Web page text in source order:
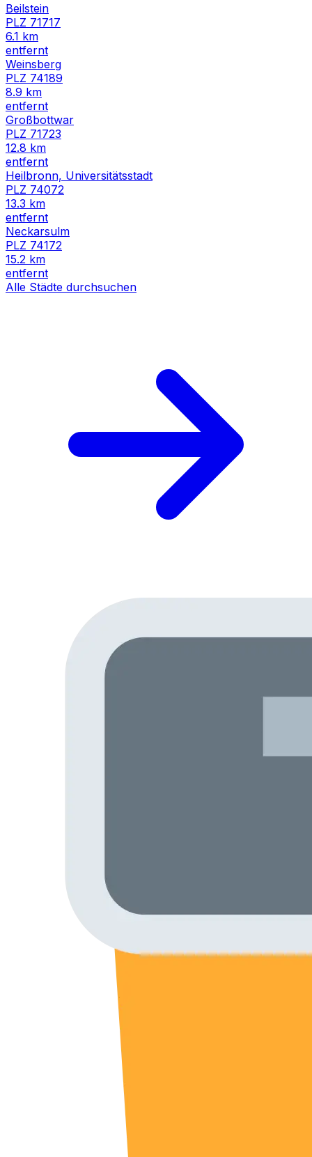
Beilstein
PLZ 71717
6.1 km
entfernt
Weinsberg
PLZ 74189
8.9 km
entfernt
Großbottwar
PLZ 71723
12.8 km
entfernt
Heilbronn, Universitätsstadt
PLZ 74072
13.3 km
entfernt
Neckarsulm
PLZ 74172
15.2 km
entfernt
Alle Städte durchsuchen